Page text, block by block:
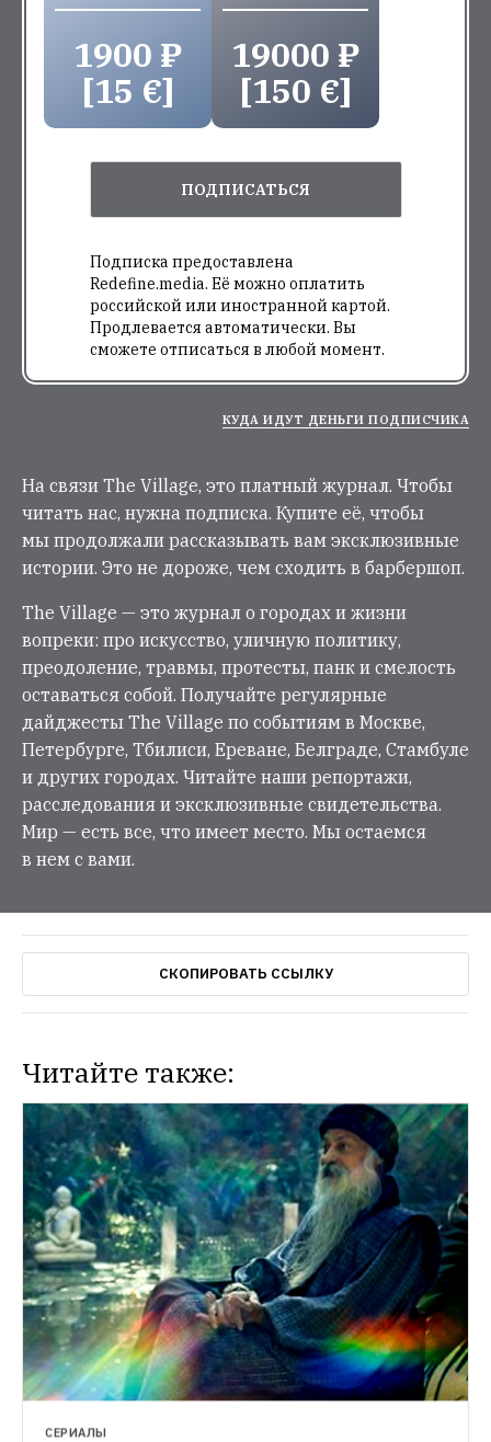
1900 ₽
[15 €]
19000 ₽
[150 €]
ПОДПИСАТЬСЯ
Подписка предоставлена
Redefine.media. Её можно оплатить
российской или иностранной картой.
Продлевается автоматически. Вы
сможете отписаться в любой момент.
КУДА ИДУТ ДЕНЬГИ ПОДПИСЧИКА
На связи The Village, это платный журнал. Чтобы
читать нас, нужна подписка. Купите её, чтобы
мы продолжали рассказывать вам эксклюзивные
истории. Это не дороже, чем сходить в барбершоп.
The Village — это журнал о городах и жизни
вопреки: про искусство, уличную политику,
преодоление, травмы, протесты, панк и смелость
оставаться собой. Получайте регулярные
дайджесты The Village по событиям в Москве,
Петербурге, Тбилиси, Ереване, Белграде, Стамбуле
и других городах. Читайте наши репортажи,
расследования и эксклюзивные свидетельства.
Мир — есть все, что имеет место. Мы остаемся
в нем с вами.
СКОПИРОВАТЬ ССЫЛКУ
Читайте также:
СЕРИАЛЫ